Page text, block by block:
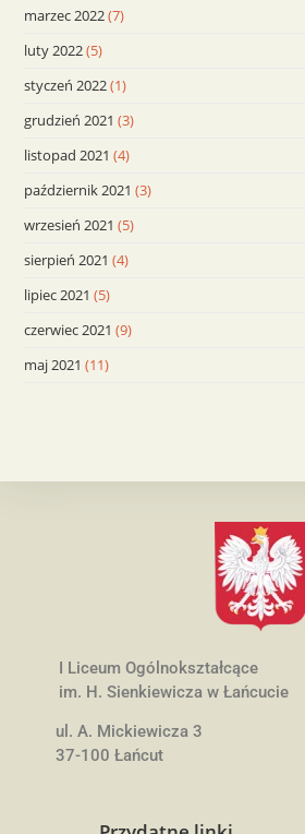
marzec 2022(7)
luty 2022(5)
styczeń 2022(1)
grudzień 2021 (3)
listopad 2021 (4)
październik 2021 (3)
wrzesień 2021 (5)
sierpień 2021 (4)
lipiec 2021 (5)
czerwiec 2021 (9)
maj 2021 (11)
I Liceum Ogólnokształcące
im. H. Sienkiewicza w Łańcucie
ul. A. Mickiewicza 3
37-100 Łańcut